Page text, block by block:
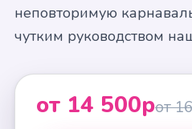
неповторимую
чутким руководством
от 14 500рот